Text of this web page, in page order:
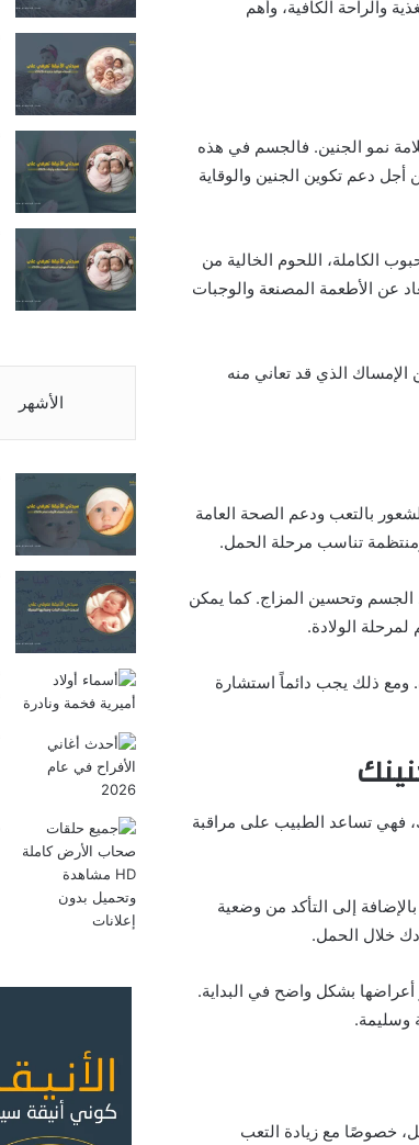
والراحة الكافية، وأهم
نمو الجنين. فالجسم في هذه
أجل دعم تكوين الجنين والوقاية
الكاملة، اللحوم الخالية من
عن الأطعمة المصنعة والوجبات
الذي قد تعاني منه
بالتعب ودعم الصحة العامة
تناسب مرحلة الحمل.
وتحسين المزاج. كما يمكن
الولادة.
ومع ذلك يجب دائماً استشارة
فهي تساعد الطبيب على مراقبة
إلى التأكد من وضعية
خلال الحمل.
بشكل واضح في البداية.
وسليمة.
خصوصًا مع زيادة التعب
الأشهر